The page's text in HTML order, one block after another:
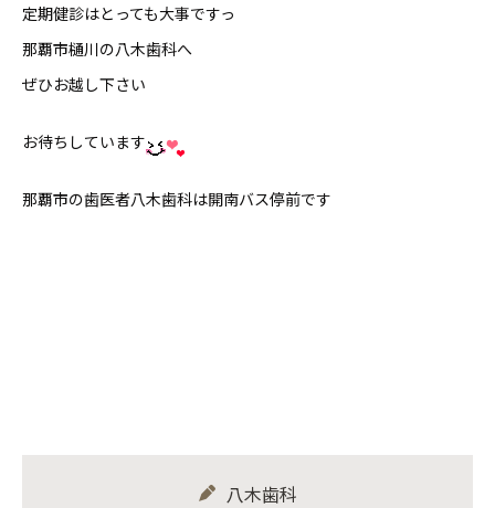
定期健診はとっても大事ですっ
那覇市樋川の八木歯科へ
ぜひお越し下さい
お待ちしています
那覇市の歯医者八木歯科は開南バス停前です
八木歯科